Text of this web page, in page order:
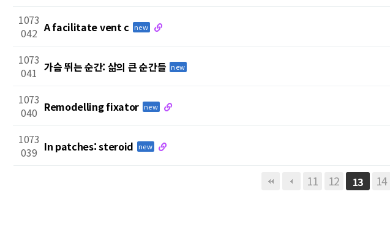
1073
042 A facilitate vent c new
1073
041 가슴 뛰는 순간: 삶의 큰 순간들 new
1073
040 Remodelling fixator new
1073
039 In patches: steroid new
11 12 13 14